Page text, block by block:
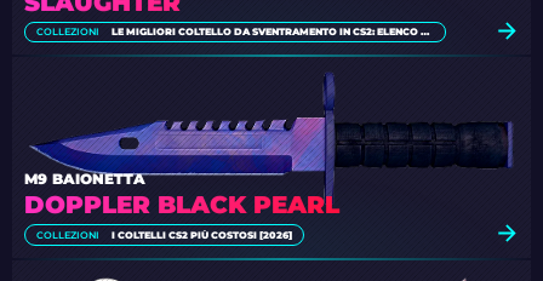
COLLEZIONI LE MIGLIORI COLTELLO DA SVENTRAMENTO IN CS2: ELENCO COMPLETO [2026]
DOPPLER BLACK PEARL
M9 BAIONETTA
COLLEZIONI I COLTELLI CS2 PIÙ COSTOSI [2026]